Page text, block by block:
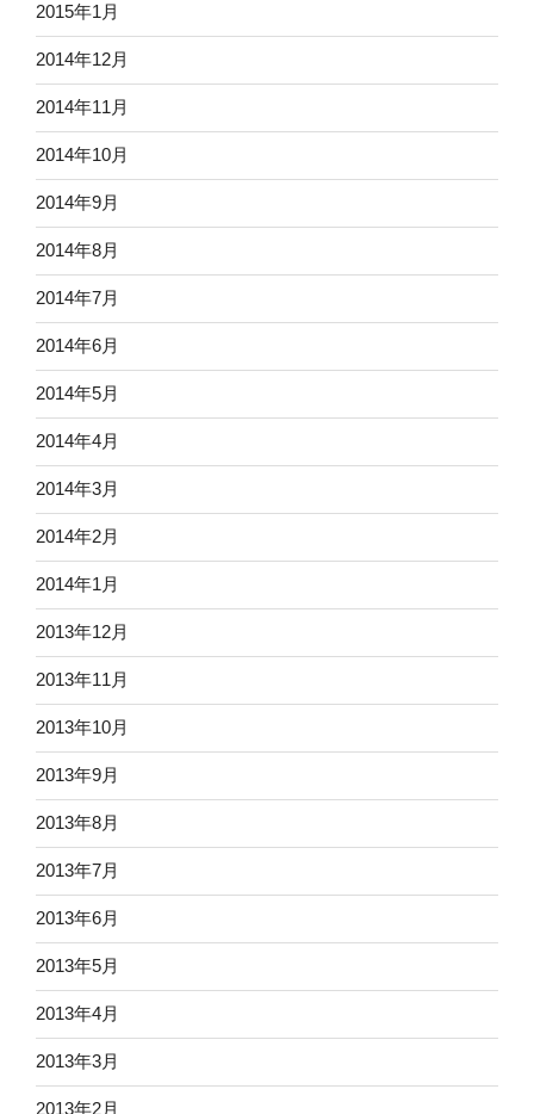
2015年1月
2014年12月
2014年11月
2014年10月
2014年9月
2014年8月
2014年7月
2014年6月
2014年5月
2014年4月
2014年3月
2014年2月
2014年1月
2013年12月
2013年11月
2013年10月
2013年9月
2013年8月
2013年7月
2013年6月
2013年5月
2013年4月
2013年3月
2013年2月